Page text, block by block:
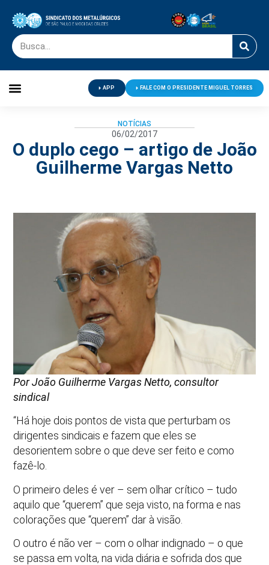
APP FALE COM O PRESIDENTE MIGUEL TORRES
NOTÍCIAS
06/02/2017
O duplo cego – artigo de João
Guilherme Vargas Netto
Por João Guilherme Vargas Netto, consultor
sindical
“Há hoje dois pontos de vista que perturbam os
dirigentes sindicais e fazem que eles se
desorientem sobre o que deve ser feito e como
fazê-lo.
O primeiro deles é ver – sem olhar crítico – tudo
aquilo que “querem” que seja visto, na forma e nas
colorações que “querem” dar à visão.
O outro é não ver – com o olhar indignado – o que
se passa em volta, na vida diária e sofrida dos que